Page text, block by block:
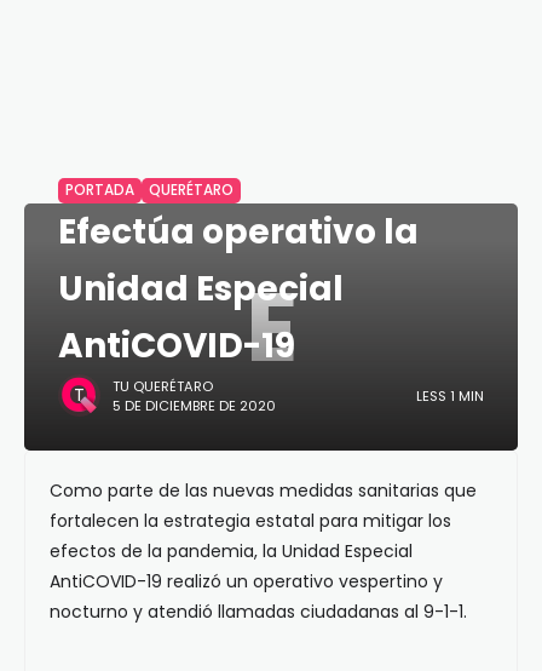
E
PORTADA QUERÉTARO
Efectúa operativo la
Unidad Especial
AntiCOVID-19
TU QUERÉTARO
5 DE DICIEMBRE DE 2020
LESS 1 MIN
Como parte de las nuevas medidas sanitarias que
fortalecen la estrategia estatal para mitigar los
efectos de la pandemia, la Unidad Especial
AntiCOVID-19 realizó un operativo vespertino y
nocturno y atendió llamadas ciudadanas al 9-1-1.